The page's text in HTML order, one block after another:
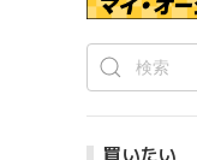
買いたい